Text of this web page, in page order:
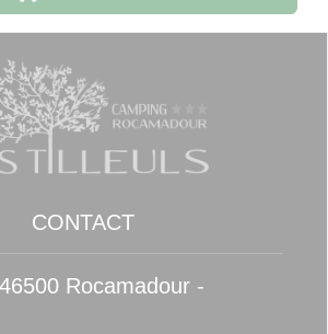
CONTACT
Rocamadour -